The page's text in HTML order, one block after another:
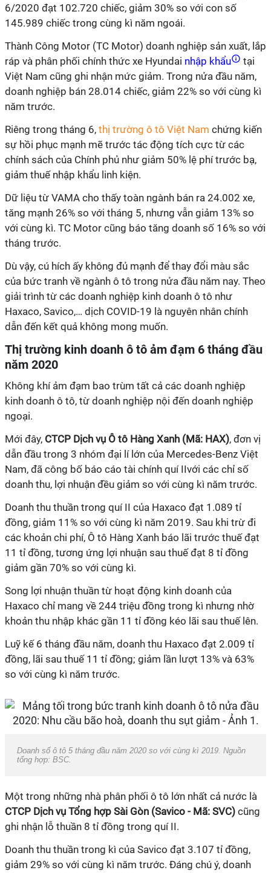
6/2020 đạt 102.720 chiếc, giảm 30% so với con số
145.989 chiếc trong cùng kì năm ngoái.
Thành Công Motor (TC Motor) doanh nghiệp sản xuất, lắp
ráp và phân phối chính thức xe Hyundai nhập khẩu
tại
Việt Nam cũng ghi nhận mức giảm. Trong nửa đầu năm,
doanh nghiệp bán 28.014 chiếc, giảm 22% so với cùng kì
năm trước.
Riêng trong tháng 6, thị trường ô tô Việt Nam chứng kiến
sự hồi phục mạnh mẽ trước tác động tích cực từ các
chính sách của Chính phủ như giảm 50% lệ phí trước bạ,
giảm thuế nhập khẩu linh kiện.
Dữ liệu từ VAMA cho thấy toàn ngành bán ra 24.002 xe,
tăng mạnh 26% so với tháng 5, nhưng vẫn giảm 13% so
với cùng kì. TC Motor cũng báo tăng doanh số 16% so với
tháng trước.
Dù vậy, cú hích ấy không đủ mạnh để thay đổi màu sắc
của bức tranh về ngành ô tô trong nửa đầu năm nay. Theo
giải trình từ các doanh nghiệp kinh doanh ô tô như
Haxaco, Savico,… dịch COVID-19 là nguyên nhân chính
dẫn đến kết quả không mong muốn.
Thị trường kinh doanh ô tô ảm đạm 6 tháng đầu
năm 2020
Không khí ảm đạm bao trùm tất cả các doanh nghiệp
kinh doanh ô tô, từ doanh nghiệp nội đến doanh nghiệp
ngoại.
Mới đây, CTCP Dịch vụ Ô tô Hàng Xanh (Mã: HAX), đơn vị
dẫn đầu trong 3 nhóm đại lí lớn của Mercedes-Benz Việt
Nam, đã công bố báo cáo tài chính quí IIvới các chỉ số
doanh thu, lợi nhuận đều giảm so với cùng kì năm trước.
Doanh thu thuần trong quí II của Haxaco đạt 1.089 tỉ
đồng, giảm 11% so với cùng kì năm 2019. Sau khi trừ đi
các khoản chi phí, Ô tô Hàng Xanh báo lãi trước thuế đạt
11 tỉ đồng, tương ứng lợi nhuận sau thuế đạt 8 tỉ đồng
giảm gần 70% so với cùng kì.
Song lợi nhuận thuần từ hoạt động kinh doanh của
Haxaco chỉ mang về 244 triệu đồng trong kì nhưng nhờ
khoản thu nhập khác gần 11 tỉ đồng kéo lãi sau thuế lên.
Luỹ kế 6 tháng đầu năm, doanh thu Haxaco đạt 2.009 tỉ
đồng, lãi sau thuế 11 tỉ đồng; giảm lần lượt 13% và 63%
so với cùng kì năm trước.
Doanh số ô tô 5 tháng đầu năm 2020 so với cùng kì 2019. Nguồn
tổng hợp: BSC.
Một trong những nhà phân phối ô tô lớn nhất cả nước là
CTCP Dịch vụ Tổng hợp Sài Gòn (Savico - Mã: SVC) cũng
ghi nhận lỗ thuần 8 tỉ đồng trong quí II.
Doanh thu thuần trong kì của Savico đạt 3.107 tỉ đồng,
giảm 29% so với cùng kì năm trước. Đáng chú ý, doanh